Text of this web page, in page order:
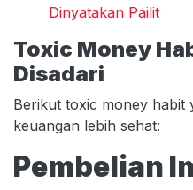
Dinyatakan Pailit
Toxic Money
Disadari
Berikut toxic money habit
keuangan lebih sehat:
Pembelian